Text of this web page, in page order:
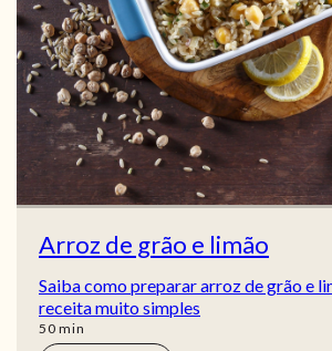
Arroz de grão e limão
Saiba como preparar arroz de grão e
receita muito simples
50min
min